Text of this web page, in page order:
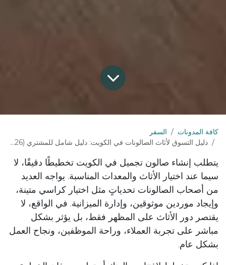
كافة المدونات
السفر
دليل التسوق لأثاث الصالونات في الكويت: دليل شامل للمشتري (2026)
يتطلب إنشاء صالون تجميل في الكويت تخطيطًا دقيقًا، لا
سيما عند اختيار الأثاث والمعدات المناسبة. يواجه العديد
من أصحاب الصالونات تحدياتٍ مثل اختيار كراسي متينة،
وإيجاد موردين موثوقين، وإدارة الميزانية. في الواقع، لا
يقتصر دور الأثاث على المظهر فقط، بل يؤثر بشكل
مباشر على تجربة العملاء، وراحة الموظفين، ونجاح العمل
بشكل عام.